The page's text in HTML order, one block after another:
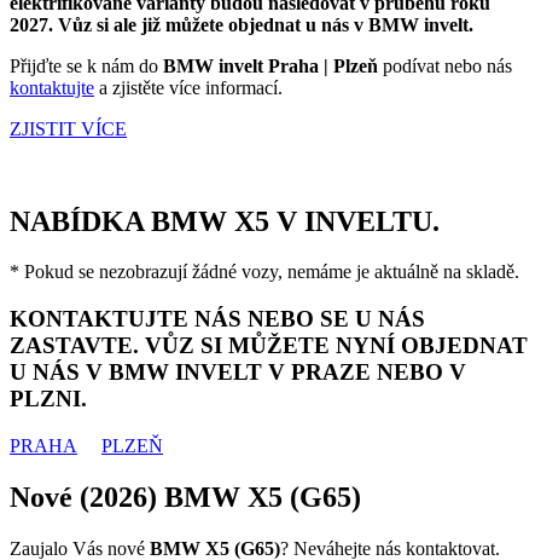
2027. Vůz si ale již můžete objednat u nás v BMW invelt.
Přijďte se k nám do BMW invelt Praha | Plzeň podívat nebo nás
kontaktujte a zjistěte více informací.
ZJISTIT VÍCE
NABÍDKA BMW X5 V INVELTU.
* Pokud se nezobrazují žádné vozy, nemáme je aktuálně na skladě.
KONTAKTUJTE NÁS NEBO SE U NÁS
ZASTAVTE. VŮZ SI MŮŽETE NYNÍ OBJEDNAT
U NÁS V BMW INVELT V PRAZE NEBO V
PLZNI.
PRAHA PLZEŇ
Nové (2026) BMW X5 (G65)
Zaujalo Vás nové BMW X5 (G65)? Neváhejte nás kontaktovat.